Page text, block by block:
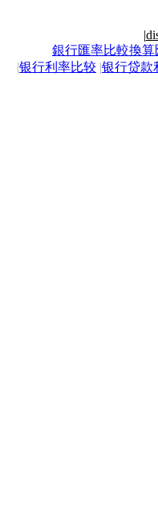
|
銀行匯率比較換算
|银行利率比较 |银行贷款